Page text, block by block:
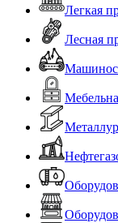
Легкая
Лесная